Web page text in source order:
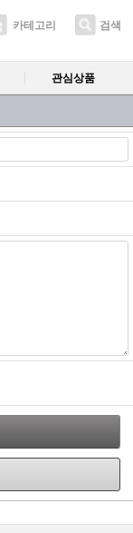
카테고리 검색
관심상품